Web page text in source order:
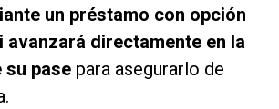
un préstamo con opción
avanzará directamente en la
su pase para asegurarlo de